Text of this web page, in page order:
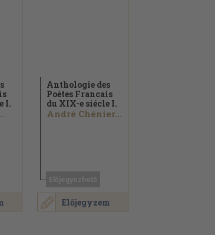
I.
Előjegyzem
Anthologie des
Poétes Francais
du XIX-e siécle I.
André Chénier...